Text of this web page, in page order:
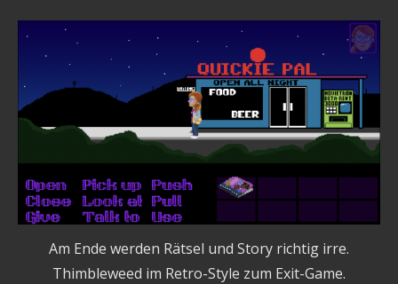
Am Ende werden Rätsel und Story richtig irre.
Thimbleweed im Retro-Style zum Exit-Game.